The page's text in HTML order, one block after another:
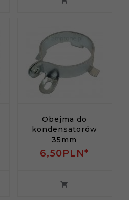
Obejma do
kondensatorów
35mm
6,50PLN*